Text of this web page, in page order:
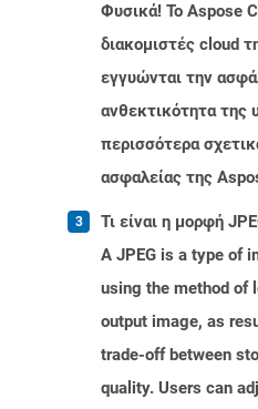
Φυσικά! Το Aspose
διακομιστές cloud
εγγυώνται την
ανθεκτικότητα της
περισσότερα
ασφαλείας της
Τι είναι η μορφή
A JPEG is a type of
using the method of
output image, as
trade-off between
quality. Users can